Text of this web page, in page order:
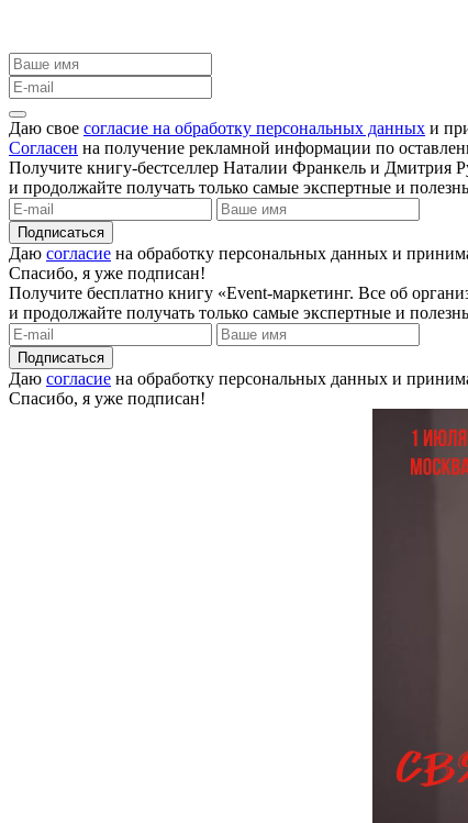
Даю свое согласие на обработку персональных данных и
Согласен на получение рекламной информации по
Получите книгу-бестселлер Наталии Франкель и Дмитрия
и продолжайте получать только самые экспертные и
Подписаться
Даю согласие на обработку персональных данных и
Спасибо, я уже подписан!
Получите бесплатно книгу «Event-маркетинг. Все об
и продолжайте получать только самые экспертные и
Подписаться
Даю согласие на обработку персональных данных и
Спасибо, я уже подписан!